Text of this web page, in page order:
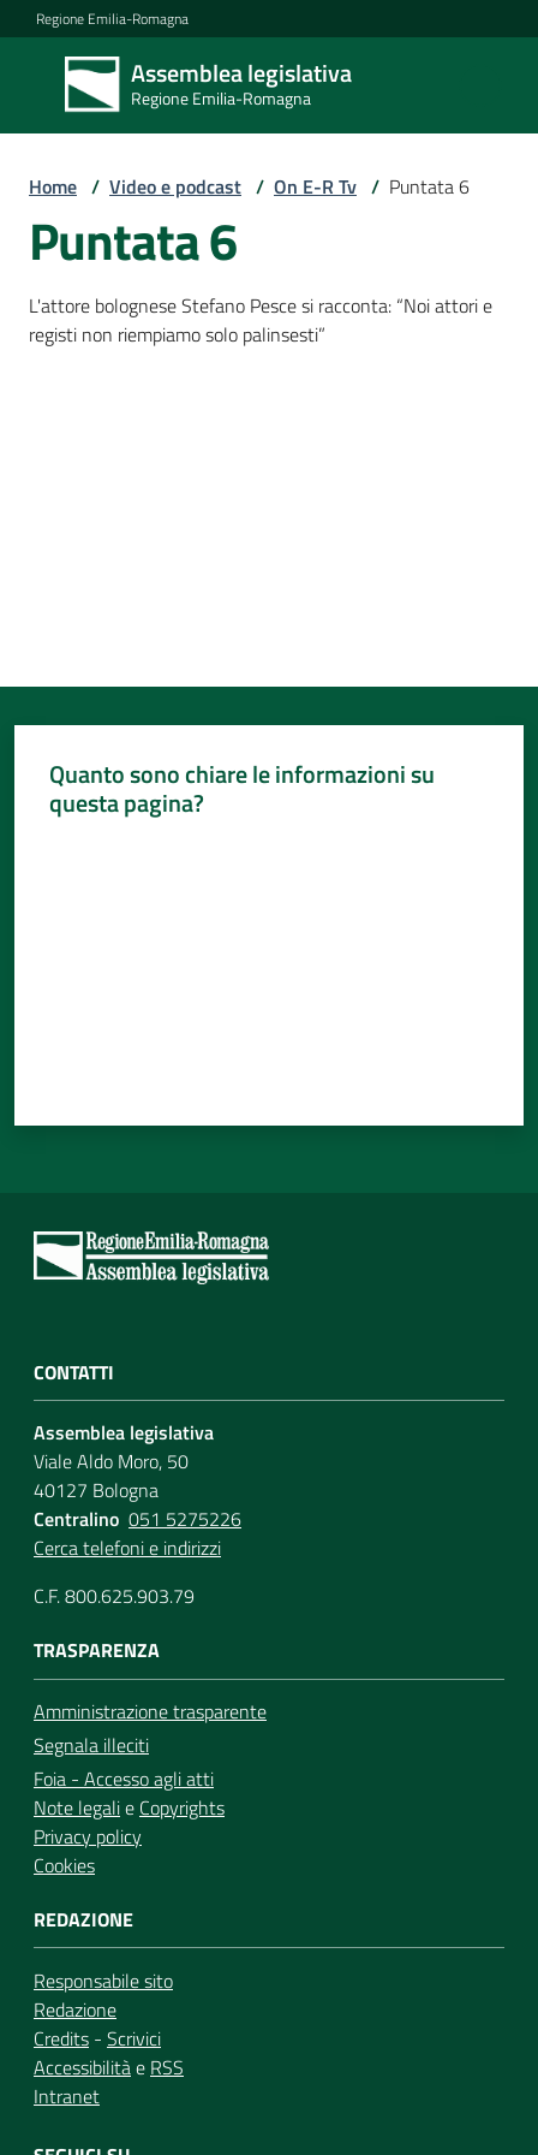
Vai al contenuto
Vai alla navigazione
Vai al footer
Regione Emilia-Romagna
Assemblea legislativa
Regione Emilia-Romagna
Assemblea
legislativa
Regione Emilia-
Assemblea
Attività
i
cittadini
Home / Video e podcast / On E-R Tv / Puntata 6
Puntata 6
L'attore bolognese Stefano Pesce si racconta: “Noi attori e
registi non riempiamo solo palinsesti”
Quanto sono chiare le informazioni su
questa pagina?
CONTATTI
Assemblea legislativa
Viale Aldo Moro, 50
40127 Bologna
Centralino 051 5275226
Cerca telefoni e indirizzi
C.F. 800.625.903.79
TRASPARENZA
Amministrazione trasparente
Segnala illeciti
Foia - Accesso agli atti
Note legalie Copyrights
Privacy policy
Cookies
REDAZIONE
Responsabile sito
Redazione
Credits - Scrivici
Accessibilitàe RSS
Intranet